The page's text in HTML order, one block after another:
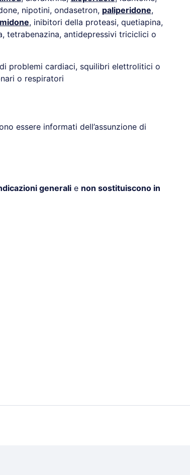
nipotini, ondasetron, paliperidone,
, inibitori della proteasi, quetiapina,
tetrabenazina, antidepressivi triciclici o
problemi cardiaci, squilibri elettrolitici o
o respiratori
essere informati dell’assunzione di
generalie non sostituiscono in